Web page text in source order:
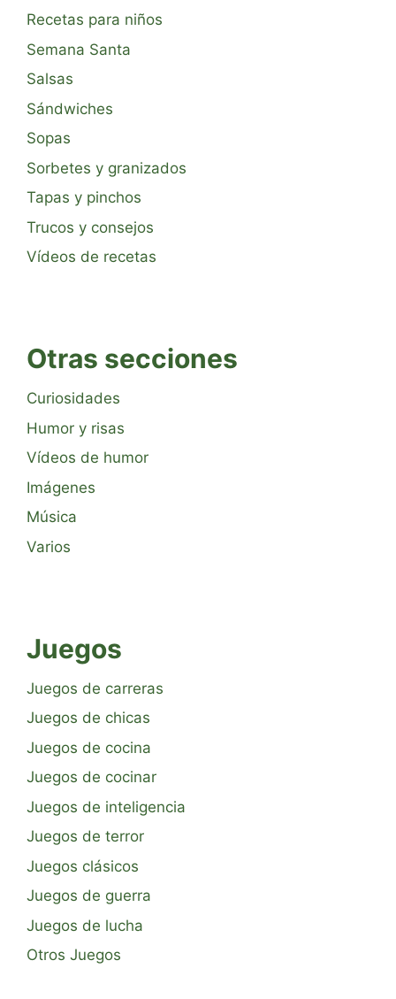
Recetas para niños
Semana Santa
Salsas
Sándwiches
Sopas
Sorbetes y granizados
Tapas y pinchos
Trucos y consejos
Vídeos de recetas
Otras secciones
Curiosidades
Humor y risas
Vídeos de humor
Imágenes
Música
Varios
Juegos
Juegos de carreras
Juegos de chicas
Juegos de cocina
Juegos de cocinar
Juegos de inteligencia
Juegos de terror
Juegos clásicos
Juegos de guerra
Juegos de lucha
Otros Juegos